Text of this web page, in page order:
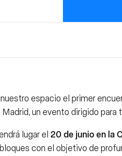
espacio el primer
un evento dirigido para
lugar el 20 de junio en la
con el objetivo de